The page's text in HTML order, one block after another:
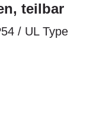
teilbar
/ UL Type